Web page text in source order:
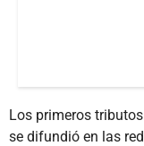
Los primeros
se difundió en las